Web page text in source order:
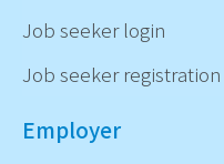
Job seeker login
Job seeker registration
Employer